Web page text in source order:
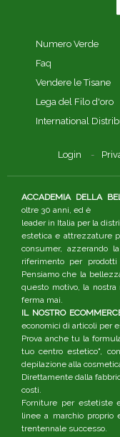
Numero Verde
Faq
Vendere le Tisane
Lega del Filo d'oro
International
Login
ACCADEMIA DELLA
oltre 30 anni, ed è
leader in Italia per la
estetica e attrezzature
consumer, azzerando
riferimento per
Pensiamo che la
questo motivo, la
ferma mai.
IL NOSTRO
economici di articoli per
Prova anche tu la
tuo centro estetico",
depilazione alla
Direttamente dalla
costi.
Forniture per estetiste
linee a marchio proprio
trentennale successo.